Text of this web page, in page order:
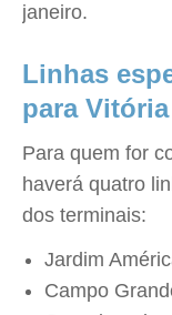
janeiro.
Linhas
para Vitória
Para quem for
haverá quatro
dos terminais:
Jardim
Campo